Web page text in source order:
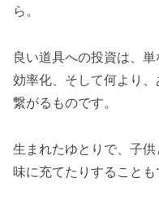
ら。
良い道具への投資は、
効率化、そして何より
繋がるものです。
生まれたゆとりで、子
味に充てたりすることも